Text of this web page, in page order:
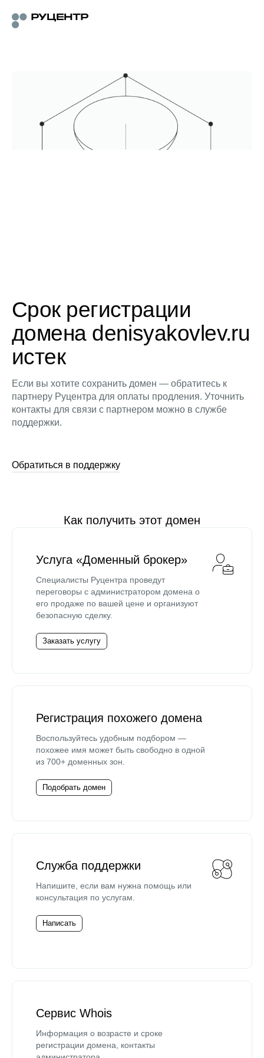
Срок регистрации
домена denisyakovlev.ru
истек
Если вы хотите сохранить домен — обратитесь к
партнеру Руцентра для оплаты продления. Уточнить
контакты для связи с партнером можно в службе
поддержки.
Обратиться в поддержку
Как получить этот домен
Услуга «Доменный брокер»
Специалисты Руцентра проведут
переговоры с администратором домена о
его продаже по вашей цене и организуют
безопасную сделку.
Заказать услугу
Регистрация похожего домена
Воспользуйтесь удобным подбором —
похожее имя может быть свободно в одной
из 700+ доменных зон.
Подобрать домен
Служба поддержки
Напишите, если вам нужна помощь или
консультация по услугам.
Написать
Сервис Whois
Информация о возрасте и сроке
регистрации домена, контакты